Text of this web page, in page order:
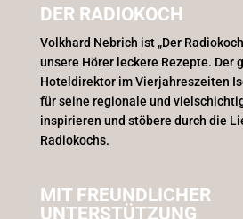
DER RADIOKOCH
Volkhard Nebrich ist „Der
unsere Hörer leckere Rezepte. Der
Hoteldirektor im Vierjahreszeiten
für seine regionale und
inspirieren und stöbere durch die
Radiokochs.
MIT FREUNDLICHER
UNTERSTÜTZUNG